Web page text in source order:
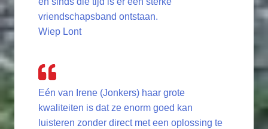
vriendschapsband ontstaan.
Wiep Lont
Eén van Irene (Jonkers) haar grote
kwaliteiten is dat ze enorm goed kan
luisteren zonder direct met een oplossing te